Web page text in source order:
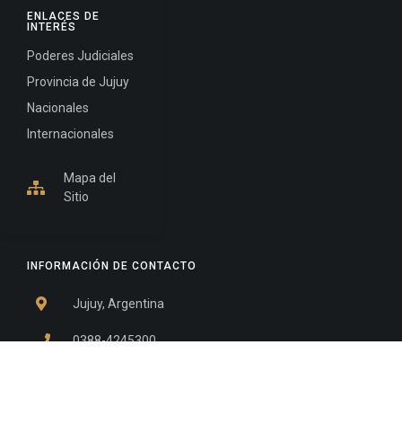
INFORMACIÓN DE CONTACTO
Jujuy, Argentina
0388-4245300
ENLACES DE
INTERÉS
Poderes Judiciales
Provincia de Jujuy
Nacionales
Internacionales
Mapa del
Sitio